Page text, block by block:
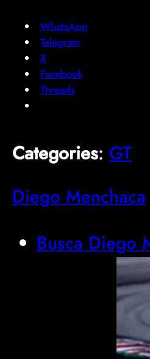
WhatsApp
Telegram
X
Facebook
Threads
Categories: GT
Diego Menchaca
Busca Diego